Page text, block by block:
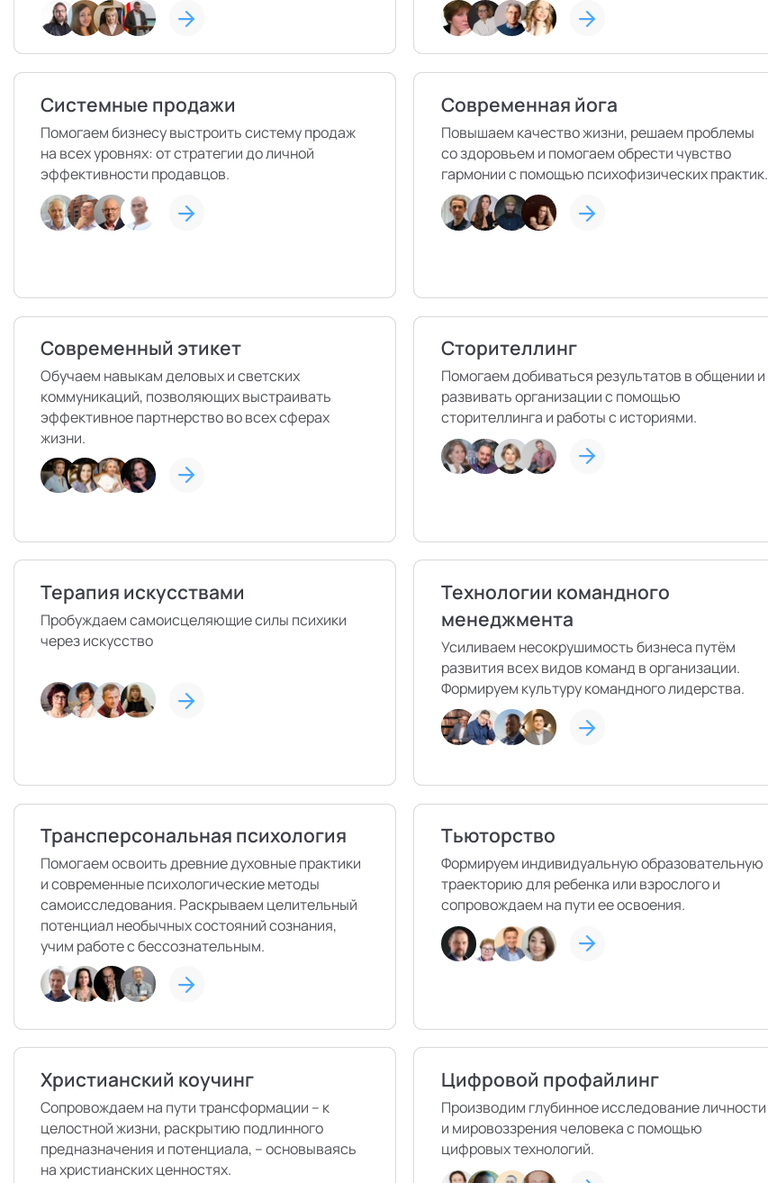
Системные продажи
Помогаем бизнесу выстроить систему продаж
на всех уровнях: от стратегии до личной
эффективности продавцов.
Современная йога
Повышаем качество жизни, решаем проблемы
со здоровьем и помогаем обрести чувство
гармонии с помощью психофизических практик.
Современный этикет
Обучаем навыкам деловых и светских
коммуникаций, позволяющих выстраивать
эффективное партнерство во всех сферах
жизни.
Сторителлинг
Помогаем добиваться результатов в общении и
развивать организации с помощью
сторителлинга и работы с историями.
Терапия искусствами
Пробуждаем самоисцеляющие силы психики
через искусство
Технологии командного
менеджмента
Усиливаем несокрушимость бизнеса путём
развития всех видов команд в организации.
Формируем культуру командного лидерства.
Трансперсональная психология
Помогаем освоить древние духовные практики
и современные психологические методы
самоисследования. Раскрываем целительный
потенциал необычных состояний сознания,
учим работе с бессознательным.
Тьюторство
Формируем индивидуальную образовательную
траекторию для ребенка или взрослого и
сопровождаем на пути ее освоения.
Христианский коучинг
Сопровождаем на пути трансформации – к
целостной жизни, раскрытию подлинного
предназначения и потенциала, – основываясь
на христианских ценностях.
Цифровой профайлинг
Производим глубинное исследование личности
и мировоззрения человека с помощью
цифровых технологий.